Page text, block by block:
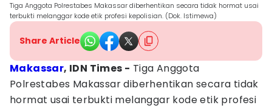
Tiga Anggota Polrestabes Makassar diberhentikan secara tidak hormat usai
terbukti melanggar kode etik profesi kepolisian. (Dok. Istimewa)
Share Article
Makassar, IDN Times - Tiga Anggota
Polrestabes Makassar diberhentikan secara tidak
hormat usai terbukti melanggar kode etik profesi